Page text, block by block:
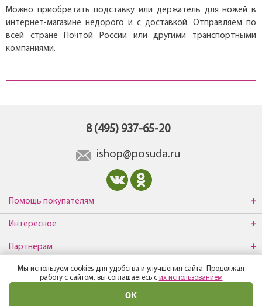
Можно приобретать подставку или держатель для ножей в
интернет-магазине недорого и с доставкой. Отправляем по
всей стране Почтой России или другими транспортными
компаниями.
8 (495) 937-65-20
ishop@posuda.ru
Помощь покупателям
Интересное
Партнерам
О компании
Мы используем cookies для удобства и улучшения сайта. Продолжая
работу с сайтом, вы соглашаетесь с их использованием
ОК